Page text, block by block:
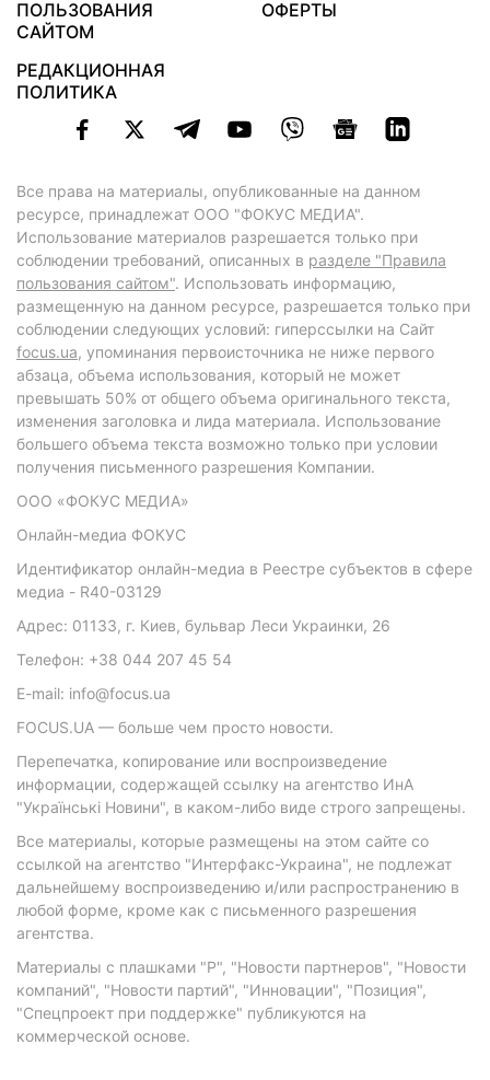
ПОЛЬЗОВАНИЯ
САЙТОМ
ОФЕРТЫ
РЕДАКЦИОННАЯ
ПОЛИТИКА
Все права на материалы, опубликованные на данном
ресурсе, принадлежат ООО "ФОКУС МЕДИА".
Использование материалов разрешается только при
соблюдении требований, описанных в разделе "Правила
пользования сайтом". Использовать информацию,
размещенную на данном ресурсе, разрешается только при
соблюдении следующих условий: гиперссылки на Сайт
focus.ua, упоминания первоисточника не ниже первого
абзаца, объема использования, который не может
превышать 50% от общего объема оригинального текста,
изменения заголовка и лида материала. Использование
большего объема текста возможно только при условии
получения письменного разрешения Компании.
ООО «ФОКУС МЕДИА»
Онлайн-медиа ФОКУС
Идентификатор онлайн-медиа в Реестре субъектов в сфере
медиа - R40-03129
Адрес: 01133, г. Киев, бульвар Леси Украинки, 26
Телефон: +38 044 207 45 54
E-mail: info@focus.ua
FOCUS.UA — больше чем просто новости.
Перепечатка, копирование или воспроизведение
информации, содержащей ссылку на агентство ИнА
"Українські Новини", в каком-либо виде строго запрещены.
Все материалы, которые размещены на этом сайте со
ссылкой на агентство "Интерфакс-Украина", не подлежат
дальнейшему воспроизведению и/или распространению в
любой форме, кроме как с письменного разрешения
агентства.
Материалы с плашками "Р", "Новости партнеров", "Новости
компаний", "Новости партий", "Инновации", "Позиция",
"Спецпроект при поддержке" публикуются на
коммерческой основе.